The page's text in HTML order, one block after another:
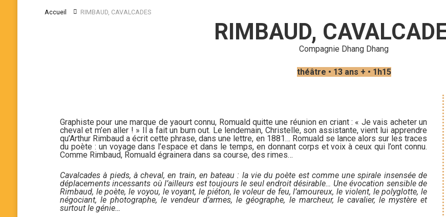
Accueil RIMBAUD, CAVALCADES
RIMBAUD,
Compagnie Dhang Dhang
théâtre • 13 ans + • 1h15
Graphiste pour une marque de yaourt connu, Romuald quitte une réunion en criant : « Je vais acheter un
cheval et m’en aller ! » Il a fait un burn out. Le lendemain, Christelle, son assistante, vient lui apprendre
qu’Arthur Rimbaud a écrit cette phrase, dans une lettre, en 1881… Romuald se lance alors sur les traces
du poète : un voyage dans l’espace et dans le temps, en donnant corps et voix à ceux qui l’ont connu.
Comme Rimbaud, Romuald égrainera dans sa course, des rimes…
Cavalcades à pieds, à cheval, en train, en bateau : la vie du poète est comme une spirale insensée de
déplacements incessants où l’ailleurs est toujours le seul endroit désirable… Une évocation sensible de
Rimbaud, le poète, le voyou, le voyant, le piéton, le voleur de feu, l’amoureux, le violent, le polyglotte, le
négociant, le photographe, le vendeur d’armes, le géographe, le marcheur, le cavalier, le mystère et
surtout le génie…